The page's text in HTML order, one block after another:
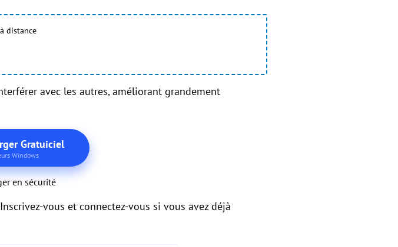
distance
avec les autres, améliorant grandement
Gratuiciel
Windows
en sécurité
vous et connectez-vous si vous avez déjà